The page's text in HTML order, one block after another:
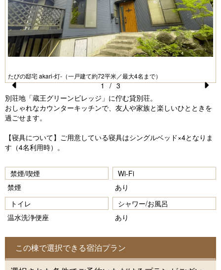
Pr
e
o
s
たびの邸宅 akari-灯-（一戸建て約72平米／最大4名まで）
e
1 / 3
別荘地「蔵王グリーンビレッジ」に佇む貸別荘。
おしゃれなカウンターキッチンで、友人や家族と楽しいひとときを
過ごせます。
【寝具について】ご用意している寝具はシングルベッド×4となりま
す（4名利用時）。
禁煙/喫煙
禁煙
Wi-Fi
あり
トイレ
温水洗浄便座
シャワー/お風呂
あり
この棟で選択できる宿泊プラン